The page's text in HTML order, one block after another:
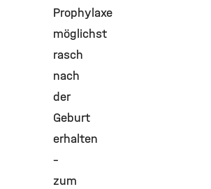
Prophylaxe
möglichst
rasch
nach
der
Geburt
erhalten
–
zum